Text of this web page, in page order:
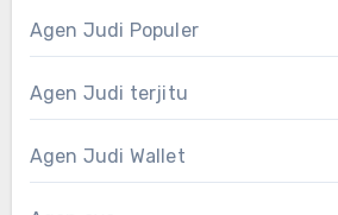
Agen Judi Populer
Agen Judi terjitu
Agen Judi Wallet